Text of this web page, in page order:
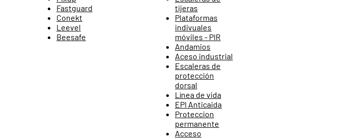
Fastguard
Conekt
Leevel
Beesafe
tijeras
Plataformas
indivuales
móviles - PIR
Andamios
Aceso industrial
Escaleras de
protección
dorsal
Línea de vida
EPI Anticaida
Proteccion
permanente
Acceso